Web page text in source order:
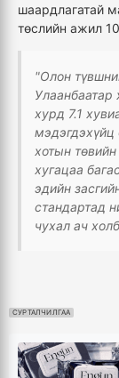
шаардлагатай
төслийн ажил
"Олон
хурд 7.1
мэдэгдэхүйц
хотын
хугацаа
эдийн
стандартад
чухал ач
СУРТАЛЧИЛГАА